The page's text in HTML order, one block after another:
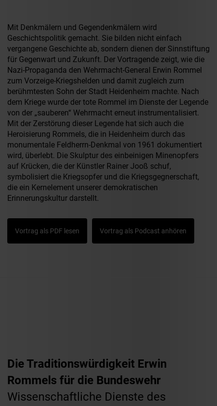
Mit Denkmälern und Gegendenkmälern wird
Geschichtspolitik gemacht. Sie bilden nicht einfach
vergangene Geschichte ab, sondern dienen der Sinnstiftung
für Gegenwart und Zukunft. Der Vortragende zeigt, wie die
Nazi-Propaganda den Wehrmacht-General Erwin Rommel
zum Vorzeige-Kriegshelden und damit zugleich zum
berühmtesten Sohn der Stadt Heidenheim machte. Nach
dem Kriege wurde der tote Rommel im Dienste der Legende
von der „sauberen“ Wehrmacht erneut instrumentalisiert.
Mit der Zerstörung dieser Legende hat sich auch die
Heroisierung Rommels, die in Heidenheim durch das
monumentale Feldherrn-Denkmal von 1961 dokumentiert
wird, überlebt. Die Skulptur des einbeinigen Minenopfers
auf Krücken, die der Künstler Rainer Jooß schuf,
symbolisiert die Kriegsopfer und die Kriegsgegnerschaft,
die ein Kernelement unserer demokratischen
Erinnerungskultur darstellt.
Vortrag als PDF lesen Vortrag als Podcast anhören
Die Traditionswürdigkeit Erwin
Rommels für die Bundeswehr
Wissenschaftliche Dienste des